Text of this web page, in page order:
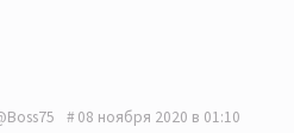
08 ноября 2020 в 01:10